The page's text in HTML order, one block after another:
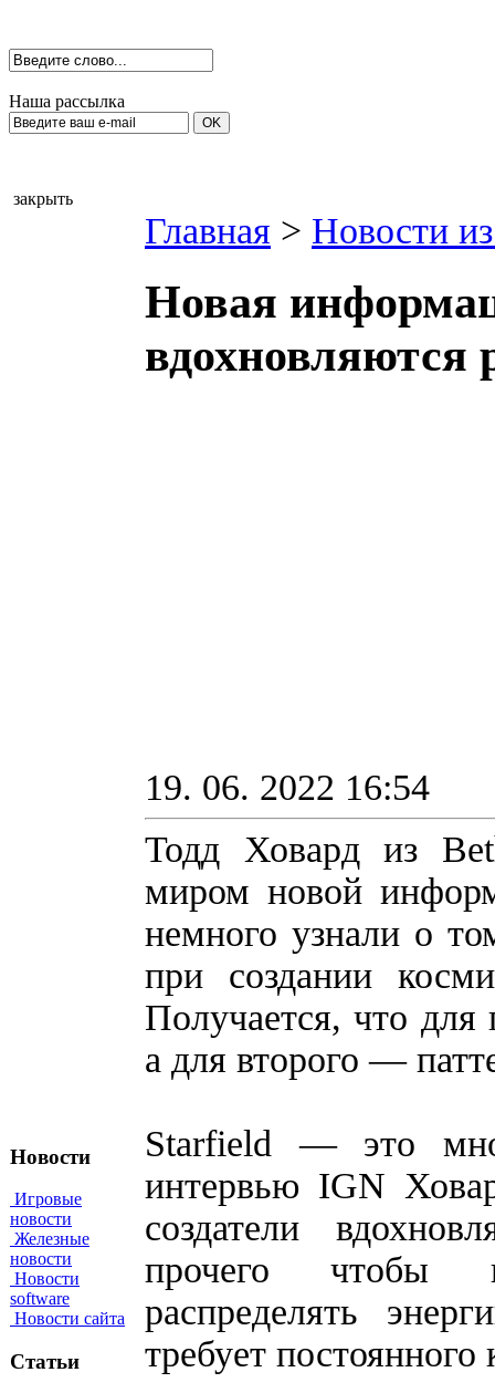
Наша рассылка
закрыть
Новости
Игровые
новости
Железные
новости
Новости
software
Новости сайта
Статьи
Главная > Новости
Новая
вдохновляются
19. 06. 2022 16:54
Тодд Ховард из
миром новой
немного узнали о
при создании
Получается, что для
а для второго —
Starfield — это
интервью IGN
создатели
прочего чтобы
распределять
требует постоянного